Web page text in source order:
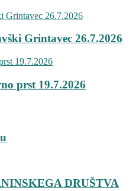
Grintavec 26.7.2026
prst 19.7.2026
DRUŠTVA